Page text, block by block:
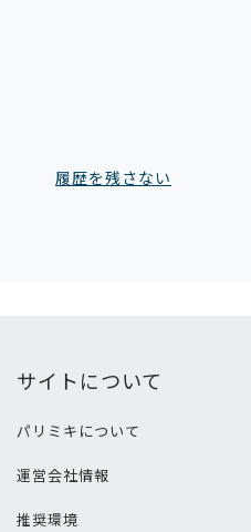
履歴を残さない
サイトについて
パリミキについて
運営会社情報
推奨環境